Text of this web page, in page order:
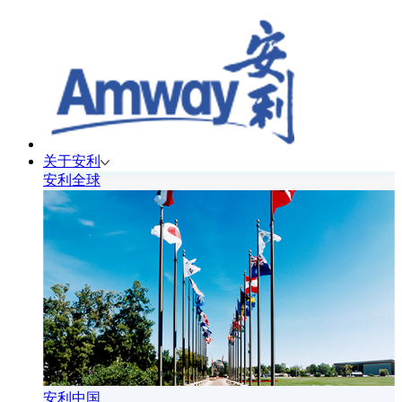
关于安利
安利全球
安利中国